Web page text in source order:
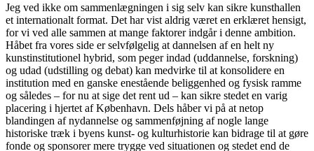
Jeg ved ikke om sammenlægningen i sig selv kan sikre kunsthallen
et internationalt format. Det har vist aldrig været en erklæret hensigt,
for vi ved alle sammen at mange faktorer indgår i denne ambition.
Håbet fra vores side er selvfølgelig at dannelsen af en helt ny
kunstinstitutionel hybrid, som peger indad (uddannelse, forskning)
og udad (udstilling og debat) kan medvirke til at konsolidere en
institution med en ganske enestående beliggenhed og fysisk ramme
og således – for nu at sige det rent ud – kan sikre stedet en varig
placering i hjertet af København. Dels håber vi på at netop
blandingen af nydannelse og sammenføjning af nogle lange
historiske træk i byens kunst- og kulturhistorie kan bidrage til at gøre
fonde og sponsorer mere trygge ved situationen og stedet end de